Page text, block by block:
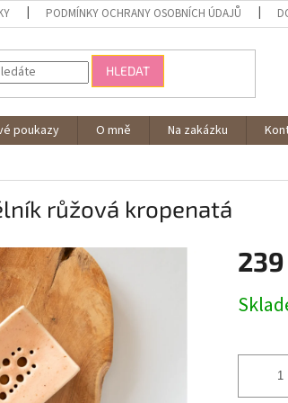
PODMÍNKY OCHRANY OSOBNÍCH ÚDAJŮ
HLEDAT
poukazy O mně Na zakázku
růžová kropenatá
cena: